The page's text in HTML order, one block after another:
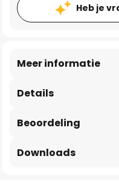
Heb je
Details
Meer informatie
Beoordeling
Downloads